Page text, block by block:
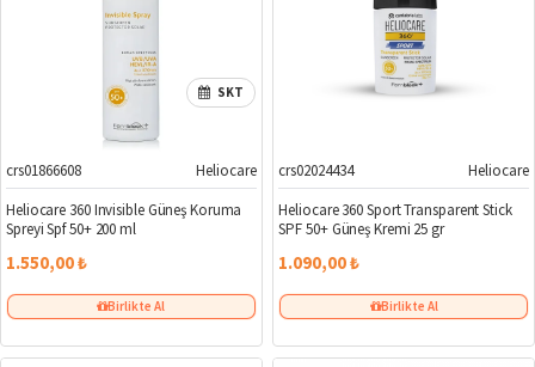
SKT
crs01866608
Heliocare
Heliocare 360 Invisible Güneş Koruma
Spreyi Spf 50+ 200 ml
1.550,00 ₺
Birlikte Al
crs02024434
Heliocare
Heliocare 360 Sport Transparent Stick
SPF 50+ Güneş Kremi 25 gr
1.090,00 ₺
Birlikte Al